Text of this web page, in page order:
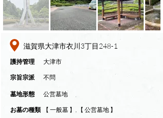
​護持管理 大津市
​宗旨宗派 不問
墓地形態 公営墓地
​お墓の種類
【 一般墓 】, 【 公営墓地 】
滋賀県大津市衣川3丁目248-1